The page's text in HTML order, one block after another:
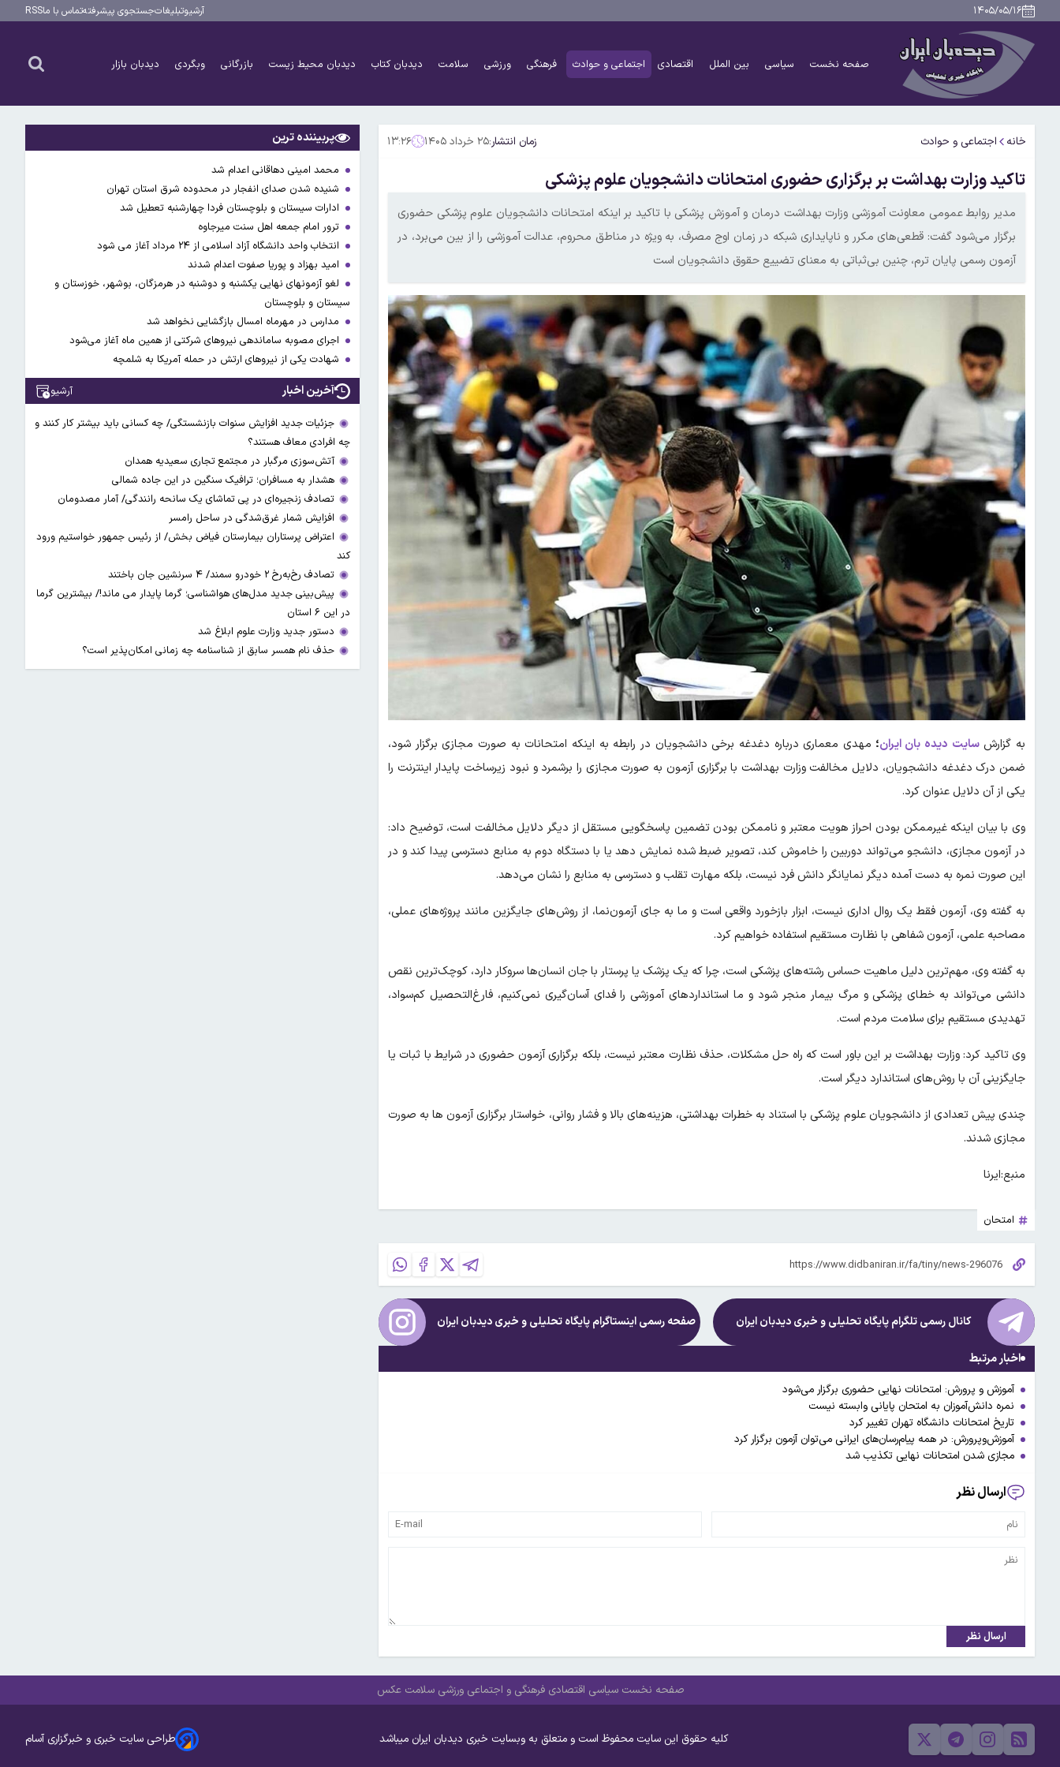
۱۴۰۵/۰۵/۱۶ آرشیوتبلیغاتجستجوی پیشرفتهتماس با ماRSS
صفحه نخست سیاسی بین الملل اقتصادی اجتماعی و حوادث فرهنگی ورزشی سلامت دیدبان کتاب دیدبان محیط زیست بازرگانی وبگردی دیدبان بازار
خانه اجتماعی و حوادث زمان انتشار:۲۵ خرداد ۱۴۰۵ ۱۳:۲۶
تاکید وزارت بهداشت بر برگزاری حضوری امتحانات دانشجویان علوم پزشکی
مدیر روابط عمومی معاونت آموزشی وزارت بهداشت درمان و آموزش پزشکی با تاکید بر اینکه امتحانات دانشجویان علوم پزشکی حضوری
برگزار می‌شود گفت: قطعی‌های مکرر و ناپایداری شبکه در زمان اوج مصرف، به ویژه در مناطق محروم، عدالت آموزشی را از بین می‌برد، در
آزمون رسمی پایان ترم، چنین بی‌ثباتی به معنای تضییع حقوق دانشجویان است
به گزارشسایت دیده بان ایران؛ مهدی معماری درباره دغدغه برخی دانشجویان در رابطه به اینکه امتحانات به صورت مجازی برگزار شود،
ضمن درک دغدغه دانشجویان، دلایل مخالفت وزارت بهداشت با برگزاری آزمون به صورت مجازی را برشمرد و نبود زیرساخت پایدار اینترنت را
یکی از آن دلایل عنوان کرد.
وی با بیان اینکه غیرممکن بودن احراز هویت معتبر و ناممکن بودن تضمین پاسخگویی مستقل از دیگر دلایل مخالفت است، توضیح داد:
در آزمون مجازی، دانشجو می‌تواند دوربین را خاموش کند، تصویر ضبط شده نمایش دهد یا با دستگاه دوم به منابع دسترسی پیدا کند و در
این صورت نمره به دست آمده دیگر نمایانگر دانش فرد نیست، بلکه مهارت تقلب و دسترسی به منابع را نشان می‌دهد.
به گفته وی، آزمون فقط یک روال اداری نیست، ابزار بازخورد واقعی است و ما به جای آزمون‌نما، از روش‌های جایگزین مانند پروژه‌های عملی،
مصاحبه علمی، آزمون شفاهی با نظارت مستقیم استفاده خواهیم کرد.
به گفته وی، مهم‌ترین دلیل ماهیت حساس رشته‌های پزشکی است، چرا که یک پزشک یا پرستار با جان انسان‌ها سروکار دارد، کوچک‌ترین نقص
دانشی می‌تواند به خطای پزشکی و مرگ بیمار منجر شود و ما استانداردهای آموزشی را فدای آسان‌گیری نمی‌کنیم، فارغ‌التحصیل کم‌سواد،
تهدیدی مستقیم برای سلامت مردم است.
وی تاکید کرد: وزارت بهداشت بر این باور است که راه حل مشکلات، حذف نظارت معتبر نیست، بلکه برگزاری آزمون حضوری در شرایط با ثبات یا
جایگزینی آن با روش‌های استاندارد دیگر است.
چندی پیش تعدادی از دانشجویان علوم پزشکی با استناد به خطرات بهداشتی، هزینه‌های بالا و فشار روانی، خواستار برگزاری آزمون‌ ها به صورت
مجازی شدند.
منبع:ایرنا
امتحان
کانال رسمی تلگرام پایگاه تحلیلی و خبریدیدبان ایران صفحه رسمی اینستاگرام پایگاه تحلیلی و خبریدیدبان ایران
اخبار مرتبط
آموزش و پرورش: امتحانات نهایی حضوری برگزار می‌شود
نمره دانش‌آموزان به امتحان پایانی وابسته نیست
تاریخ امتحانات دانشگاه تهران تغییر کرد
آموزش‌وپرورش: در همه پیام‌رسان‌های ایرانی می‌توان آزمون برگزار کرد
مجازی شدن امتحانات نهایی تکذیب شد
ارسال نظر
ارسال نظر
پربیننده ترین
محمد امینی دهاقانی اعدام شد
شنیده شدن صدای انفجار در محدوده شرق استان تهران
ادارات سیستان و بلوچستان فردا چهارشنبه تعطیل شد
ترور امام جمعه اهل سنت میرجاوه
انتخاب واحد دانشگاه آزاد اسلامی از ۲۴ مرداد آغاز می شود
امید بهزاد و پوریا صفوت اعدام شدند
لغو آزمونهای نهایی یکشنبه و دوشنبه در هرمزگان، بوشهر، خوزستان و
سیستان و بلوچستان
مدارس در مهرماه امسال بازگشایی نخواهد شد
اجرای مصوبه ساماندهی نیرو‌های شرکتی از همین ماه آغاز می‌شود
شهادت یکی از نیروهای ارتش در حمله آمریکا به شلمچه
آخرین اخبار آرشیو
جزئیات جدید افزایش سنوات بازنشستگی/ چه کسانی باید بیشتر کار کنند و
چه افرادی معاف هستند؟
آتش‌سوزی مرگبار در مجتمع تجاری سعیدیه همدان
هشدار به مسافران؛ ترافیک سنگین در این جاده شمالی
تصادف زنجیره‌ای در پی تماشای یک سانحه رانندگی/ آمار مصدومان
افزایش شمار غرق‌شدگی در ساحل رامسر
اعتراض پرستاران بیمارستان فیاض بخش/ از رئیس جمهور خواستیم ورود
کند
تصادف رخ‌به‌رخ ۲ خودرو سمند/ ۴ سرنشین جان باختند
پیش‌بینی جدید مدل‌های هواشناسی؛ گرما پایدار می ماند!/ بیشترین گرما
در این ۶ استان
دستور جدید وزارت علوم ابلاغ شد
حذف نام همسر سابق از شناسنامه چه زمانی امکان‌پذیر است؟
صفحه نخست سیاسی اقتصادی فرهنگی و اجتماعی ورزشی سلامت عکس
کلیه حقوق این سایت محفوظ است و متعلق به وبسایت خبری دیدبان ایران میباشد طراحی سایت خبری و خبرگزاری آسام